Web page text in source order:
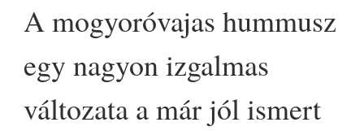
The post Tökös lecsó:
zöldségeknek appeared
A mogyoróvajas hummusz
egy nagyon izgalmas
változata a már jól ismert